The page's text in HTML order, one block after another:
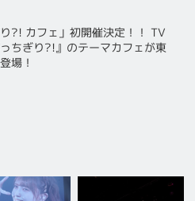
り?! カフェ」初開催決定！！ TV
ちぎり?!』のテーマカフェが東
場！